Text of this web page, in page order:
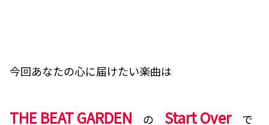
今回あなたの心に届けたい楽曲は
THE BEAT GARDEN の Start Overで